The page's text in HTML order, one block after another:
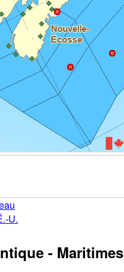
U.
- Maritimes